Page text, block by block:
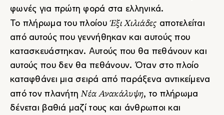
φωνές για πρώτη φορά στα ελληνικά.
Το πλήρωμα του πλοίουΈξι Χιλιάδες αποτελείται
από αυτούς που γεννήθηκαν και αυτούς που
κατασκευάστηκαν. Αυτούς που θα πεθάνουν και
αυτούς που δεν θα πεθάνουν. Όταν στο πλοίο
καταφθάνει μια σειρά από παράξενα αντικείμενα
από τον πλανήτηΝέα Ανακάλυψη, το πλήρωμα
δένεται βαθιά μαζί τους και άνθρωποι και